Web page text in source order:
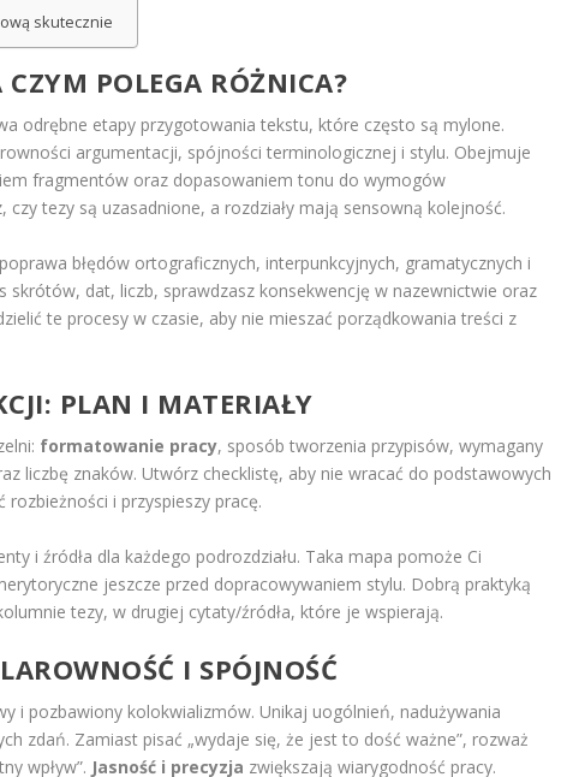
skutecznie
POLEGA RÓŻNICA?
odrębne etapy przygotowania tekstu, które często są mylone.
argumentacji, spójności terminologicznej i stylu. Obejmuje
fragmentów oraz dopasowaniem tonu do wymogów
tezy są uzasadnione, a rozdziały mają sensowną kolejność.
błędów ortograficznych, interpunkcyjnych, gramatycznych i
dat, liczb, sprawdzasz konsekwencję w nazewnictwie oraz
te procesy w czasie, aby nie mieszać porządkowania treści z
PLAN I MATERIAŁY
formatowanie pracy, sposób tworzenia przypisów, wymagany
liczbę znaków. Utwórz checklistę, aby nie wracać do podstawowych
i przyspieszy pracę.
i źródła dla każdego podrozdziału. Taka mapa pomoże Ci
jeszcze przed dopracowywaniem stylu. Dobrą praktyką
tezy, w drugiej cytaty/źródła, które je wspierają.
I SPÓJNOŚĆ
i pozbawiony kolokwializmów. Unikaj uogólnień, nadużywania
zdań. Zamiast pisać „wydaje się, że jest to dość ważne”, rozważ
wpływ”. Jasność i precyzja zwiększają wiarygodność pracy.